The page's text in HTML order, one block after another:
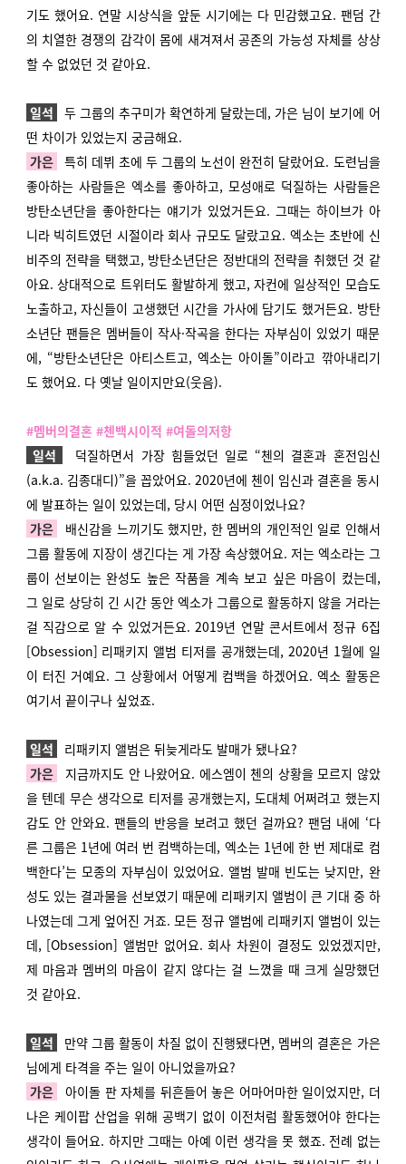
기도 했어요. 연말 시상식을 앞둔 시기에는 다 민감했고요. 팬덤 간
의 치열한 경쟁의 감각이 몸에 새겨져서 공존의 가능성 자체를 상상
할 수 없었던 것 같아요.
일석
두 그룹의 추구미가 확연하게 달랐는데, 가은 님이 보기에 어
떤 차이가 있었는지 궁금해요.
가은 특히 데뷔 초에 두 그룹의 노선이 완전히 달랐어요. 도련님을
좋아하는 사람들은 엑소를 좋아하고, 모성애로 덕질하는 사람들은
방탄소년단을 좋아한다는 얘기가 있었거든요. 그때는 하이브가 아
니라 빅히트였던 시절이라 회사 규모도 달랐고요. 엑소는 초반에 신
비주의 전략을 택했고, 방탄소년단은 정반대의 전략을 취했던 것 같
아요. 상대적으로 트위터도 활발하게 했고, 자컨에 일상적인 모습도
노출하고, 자신들이 고생했던 시간을 가사에 담기도 했거든요. 방탄
소년단 팬들은 멤버들이 작사·작곡을 한다는 자부심이 있었기 때문
에, “방탄소년단은 아티스트고, 엑소는 아이돌”이라고 깎아내리기
도 했어요. 다 옛날 일이지만요(웃음).
#멤버의결혼 #첸백시이적 #여돌의저항
일석
덕질하면서 가장 힘들었던 일로 “첸의 결혼과 혼전임신
(a.k.a. 김종대디)”을 꼽았어요. 2020년에 첸이 임신과 결혼을 동시
에 발표하는 일이 있었는데, 당시 어떤 심정이었나요?
가은
배신감을 느끼기도 했지만, 한 멤버의 개인적인 일로 인해서
그룹 활동에 지장이 생긴다는 게 가장 속상했어요. 저는 엑소라는 그
룹이 선보이는 완성도 높은 작품을 계속 보고 싶은 마음이 컸는데,
그 일로 상당히 긴 시간 동안 엑소가 그룹으로 활동하지 않을 거라는
걸 직감으로 알 수 있었거든요. 2019년 연말 콘서트에서 정규 6집
[Obsession] 리패키지 앨범 티저를 공개했는데, 2020년 1월에 일
이 터진 거예요. 그 상황에서 어떻게 컴백을 하겠어요. 엑소 활동은
여기서 끝이구나 싶었죠.
일석
리패키지 앨범은 뒤늦게라도 발매가 됐나요?
가은
지금까지도 안 나왔어요. 에스엠이 첸의 상황을 모르지 않았
을 텐데 무슨 생각으로 티저를 공개했는지, 도대체 어쩌려고 했는지
감도 안 안와요. 팬들의 반응을 보려고 했던 걸까요? 팬덤 내에 ‘다
른 그룹은 1년에 여러 번 컴백하는데, 엑소는 1년에 한 번 제대로 컴
백한다’는 모종의 자부심이 있었어요. 앨범 발매 빈도는 낮지만, 완
성도 있는 결과물을 선보였기 때문에 리패키지 앨범이 큰 기대 중 하
나였는데 그게 엎어진 거죠. 모든 정규 앨범에 리패키지 앨범이 있는
데, [Obsession] 앨범만 없어요. 회사 차원이 결정도 있었겠지만,
제 마음과 멤버의 마음이 같지 않다는 걸 느꼈을 때 크게 실망했던
것 같아요.
일석
만약 그룹 활동이 차질 없이 진행됐다면, 멤버의 결혼은 가은
님에게 타격을 주는 일이 아니었을까요?
가은
아이돌 판 자체를 뒤흔들어 놓은 어마어마한 일이었지만, 더
나은 케이팝 산업을 위해 공백기 없이 이전처럼 활동했어야 한다는
생각이 들어요. 하지만 그때는 아예 이런 생각을 못 했죠. 전례 없는